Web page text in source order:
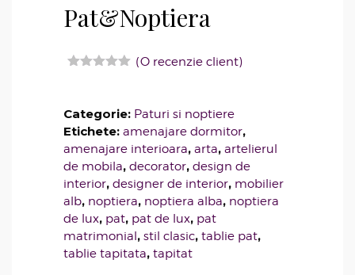
Pat&Noptiera
unei
singure
evaluări
(O recenzie client)
Categorie: Paturi si noptiere
Etichete: amenajare dormitor,
amenajare interioara, arta, artelierul
de mobila, decorator, design de
interior, designer de interior, mobilier
alb, noptiera, noptiera alba, noptiera
de lux, pat, pat de lux, pat
matrimonial, stil clasic, tablie pat,
tablie tapitata, tapitat